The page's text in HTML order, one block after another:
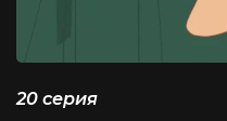
20 серия